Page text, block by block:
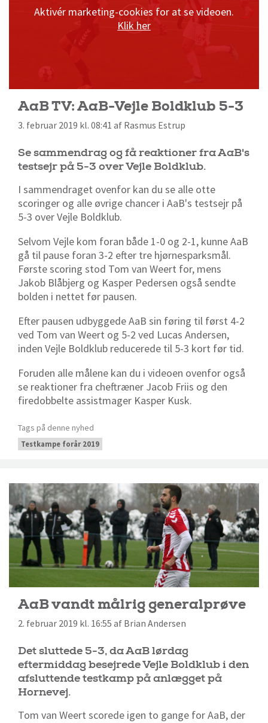
Aktivér marketing-cookies for at se videoen.
Klik her
AaB TV: AaB-Vejle Boldklub 5-3
3. februar 2019 kl. 08:41 af Rasmus Estrup
Se sammendrag og få reaktioner fra AaB's
testsejr på 5-3 over Vejle Boldklub.
I sammendraget ovenfor kan du se alle otte
scoringer og alle øvrige chancer i AaB's testsejr på
5-3 over Vejle Boldklub.
Selvom Vejle kom foran både 1-0 og 2-1, kunne AaB
gå til pause foran 3-2 efter tre hjørnesparksmål.
Første scoring stod Tom van Weert for, mens
Jakob Blåbjerg og Kasper Pedersen også sendte
bolden i nettet før pausen.
Efter pausen udbyggede AaB sin føring til først 4-2
ved Tom van Weert og 5-2 ved Lucas Andersen,
inden Vejle Boldklub reducerede til 5-3 kort før tid.
Foruden alle målene kan du i videoen ovenfor også
se reaktioner fra cheftræner Jacob Friis og den
firedobbelte assistmager Kasper Kusk.
Tags på denne nyhed
Testkampe forår 2019
AaB vandt målrig generalprøve
2. februar 2019 kl. 16:55 af Brian Andersen
Det sluttede 5-3, da AaB lørdag
eftermiddag besejrede Vejle Boldklub i den
afsluttende testkamp på anlægget på
Hornevej.
Tom van Weert scorede igen to gange for AaB, der